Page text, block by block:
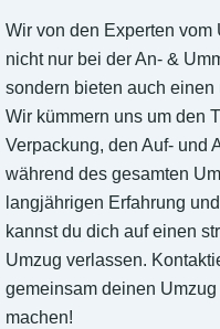
Wir von den Experten
nicht nur bei der An- &
sondern bieten auch
Wir kümmern uns um den
Verpackung, den Auf- und
während des gesamten
langjährigen Erfahrung
kannst du dich auf einen
Umzug verlassen.
gemeinsam deinen
machen!